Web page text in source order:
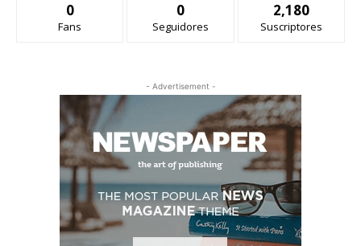
0
Fans
0
Seguidores
2,180
Suscriptores
- Advertisement -